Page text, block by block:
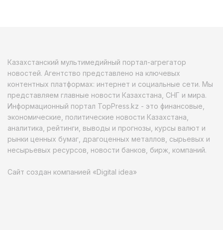
Казахстанский мультимедийный портал-агрегатор
новостей. Агентство представлено на ключевых
контентных платформах: интернет и социальные сети. Мы
представляем главные новости Казахстана, СНГ и мира.
Информационный портал TopPress.kz - это финансовые,
экономические, политические новости Казахстана,
аналитика, рейтинги, выводы и прогнозы, курсы валют и
рынки ценных бумаг, драгоценных металлов, сырьевых и
несырьевых ресурсов, новости банков, бирж, компаний.
Сайт создан компанией «Digital idea»